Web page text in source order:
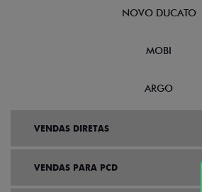
NOVO DUCATO
MOBI
ARGO
VENDAS DIRETAS
VENDAS PARA PCD